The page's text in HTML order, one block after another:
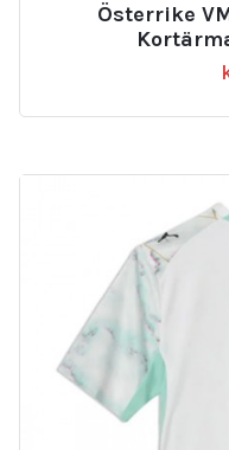
Österrike